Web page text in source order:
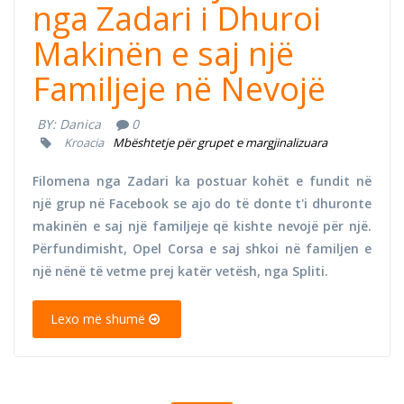
nga Zadari i Dhuroi
Makinën e saj një
Familjeje në Nevojë
BY: Danica 0
Kroacia Mbështetje për grupet e margjinalizuara
Filomena nga Zadari ka postuar kohët e fundit në
një grup në Facebook se ajo do të donte t'i dhuronte
makinën e saj një familjeje që kishte nevojë për një.
Përfundimisht, Opel Corsa e saj shkoi në familjen e
një nënë të vetme prej katër vetësh, nga Spliti.
Lexo më shumë